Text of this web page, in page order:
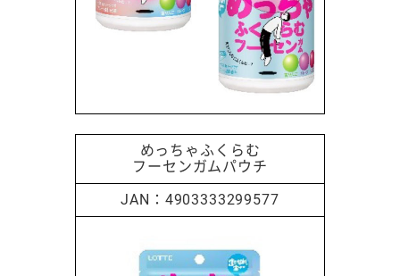
めっちゃふくらむ
フーセンガムパウチ
4903333299577